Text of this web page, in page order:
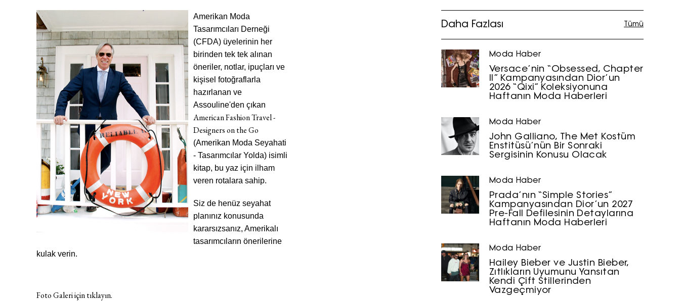
Haftalık E-Bülten
Moda dünyasında neler oluyor? Yeni fikirler, öne çıkan
koleksiyonlar, en vogue trendler, ünlülerden güzelllik sırları
bültenimize kaydolun.
Amerikan Moda
Tasarımcıları Derneği
(CFDA) üyelerinin her
birinden tek tek alınan
öneriler, notlar, ipuçları ve
kişisel fotoğraflarla
hazırlanan ve
Assouline'den çıkan
American Fashion Travel -
Designers on the Go
(Amerikan Moda Seyahati
- Tasarımcılar Yolda) isimli
kitap, bu yaz için ilham
veren rotalara sahip.
Siz de henüz seyahat
planınız konusunda
kararsızsanız, Amerikalı
tasarımcıların önerilerine
kulak verin.
Foto Galeri için tıklayın.
Daha Fazlası Tümü
Moda Haber
Versace’nin “Obsessed, Chapter
II” Kampanyasından Dior’un
2026 “Qixi” Koleksiyonuna
Haftanın Moda Haberleri
Moda Haber
John Galliano, The Met Kostüm
Enstitüsü’nün Bir Sonraki
Sergisinin Konusu Olacak
Moda Haber
Prada’nın “Simple Stories”
Kampanyasından Dior’un 2027
Pre-Fall Defilesinin Detaylarına
Haftanın Moda Haberleri
Moda Haber
Hailey Bieber ve Justin Bieber,
Zıtlıkların Uyumunu Yansıtan
Kendi Çift Stillerinden
Vazgeçmiyor